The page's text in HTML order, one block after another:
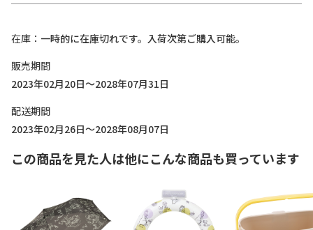
在庫
一時的に在庫切れです。入荷次第ご購入可能。
販売期間
2023年02月20日～2028年07月31日
配送期間
2023年02月26日～2028年08月07日
この商品を見た人は他にこんな商品も買っています